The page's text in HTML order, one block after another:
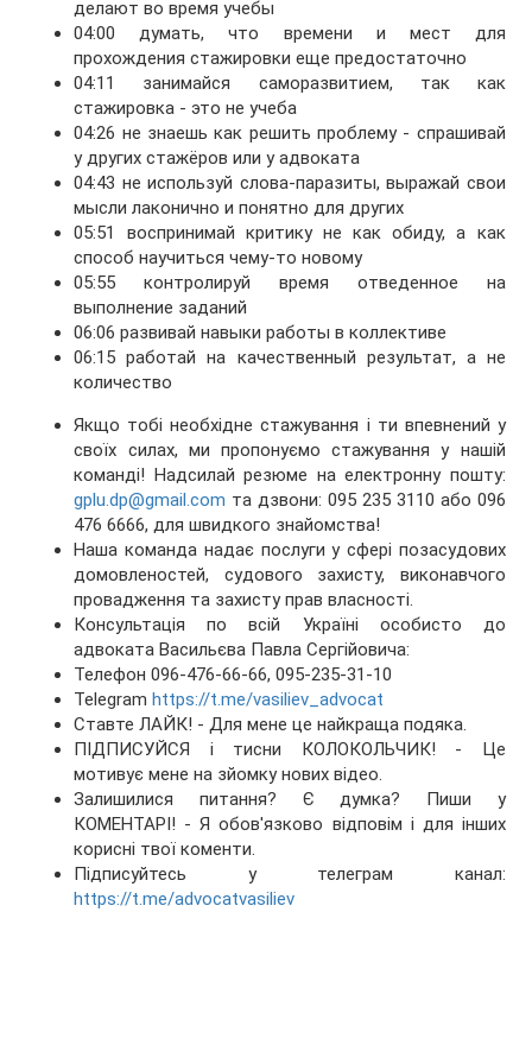
делают во время учебы
04:00 думать, что времени и мест для
прохождения стажировки еще предостаточно
04:11 занимайся саморазвитием, так как
стажировка - это не учеба
04:26 не знаешь как решить проблему - спрашивай
у других стажёров или у адвоката
04:43 не используй слова-паразиты, выражай свои
мысли лаконично и понятно для других
05:51 воспринимай критику не как обиду, а как
способ научиться чему-то новому
05:55 контролируй время отведенное на
выполнение заданий
06:06 развивай навыки работы в коллективе
06:15 работай на качественный результат, а не
количество
Якщо тобі необхідне стажування і ти впевнений у
своїх силах, ми пропонуємо стажування у нашій
команді! Надсилай резюме на електронну пошту:
gplu.dp@gmail.com та дзвони: 095 235 3110 або 096
476 6666, для швидкого знайомства!
Наша команда надає послуги у сфері позасудових
домовленостей, судового захисту, виконавчого
провадження та захисту прав власності.
Консультація по всій Україні особисто до
адвоката Васильєва Павла Сергійовича:
Телефон 096-476-66-66, 095-235-31-10
Telegramhttps://t.me/vasiliev_advocat
Ставте ЛАЙК! - Для мене це найкраща подяка.
ПІДПИСУЙСЯ і тисни КОЛОКОЛЬЧИК! - Це
мотивує мене на зйомку нових відео.
Залишилися питання? Є думка? Пиши у
КОМЕНТАРІ! - Я обов'язково відповім і для інших
корисні твої коменти.
Підписуйтесь у телеграм канал:
https://t.me/advocatvasiliev